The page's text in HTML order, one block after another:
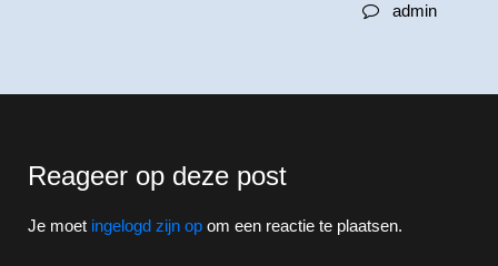
admin
Reageer op deze post
Je moet ingelogd zijn op om een reactie te plaatsen.